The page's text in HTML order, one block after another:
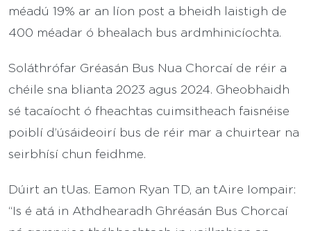
méadú 19% ar an líon post a bheidh laistigh de
400 méadar ó bhealach bus ardmhinicíochta.
Soláthrófar Gréasán Bus Nua Chorcaí de réir a
chéile sna blianta 2023 agus 2024. Gheobhaidh
sé tacaíocht ó fheachtas cuimsitheach faisnéise
poiblí d’úsáideoirí bus de réir mar a chuirtear na
seirbhísí chun feidhme.
Dúirt an tUas. Eamon Ryan TD, an tAire Iompair:
“Is é atá in Athdhearadh Ghréasán Bus Chorcaí